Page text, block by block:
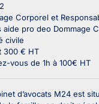
Corporel et
aide pro deo Dommage
civile
300 € HT
vous de 1h à 100€ HT
d’avocats M24 est